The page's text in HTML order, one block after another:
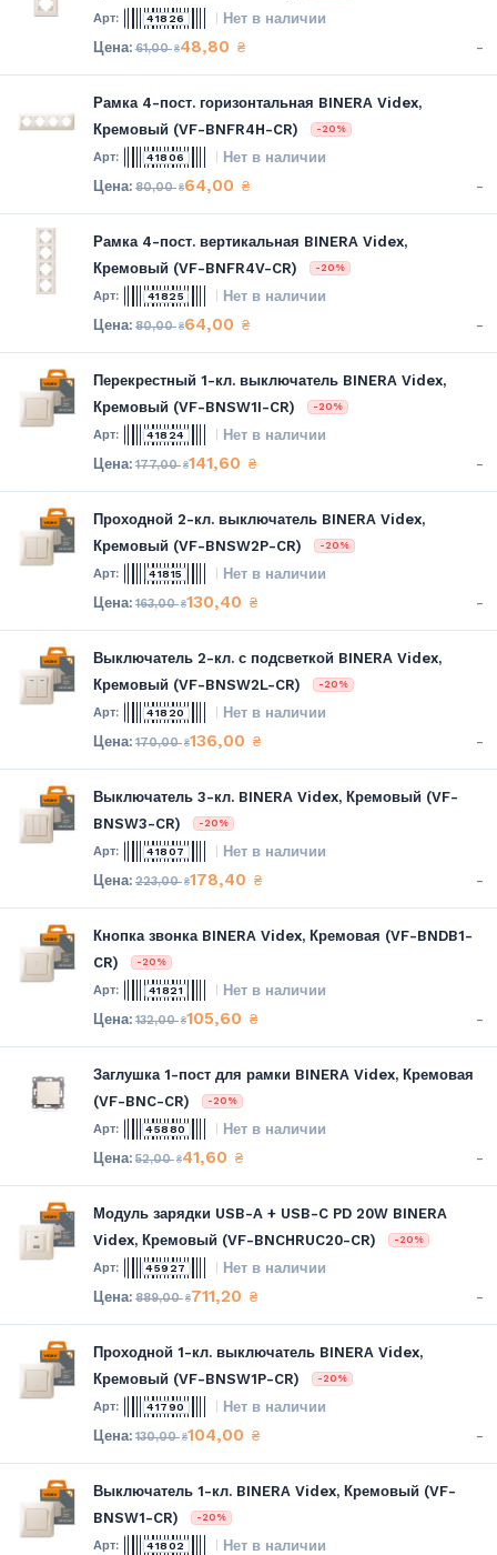
41826 Нет в наличии
61,00₴48,80 ₴ -
Рамка 4-пост. горизонтальная BINERA Videx,
Кремовый (VF-BNFR4H-CR)
-20%
41806 Нет в наличии
80,00₴64,00 ₴ -
Рамка 4-пост. вертикальная BINERA Videx,
Кремовый (VF-BNFR4V-CR)
-20%
41825 Нет в наличии
80,00₴64,00 ₴ -
Перекрестный 1-кл. выключатель BINERA Videx,
Кремовый (VF-BNSW1I-CR)
-20%
41824 Нет в наличии
177,00₴141,60 ₴ -
Проходной 2-кл. выключатель BINERA Videx,
Кремовый (VF-BNSW2P-CR)
-20%
41815 Нет в наличии
163,00₴130,40 ₴ -
Выключатель 2-кл. с подсветкой BINERA Videx,
Кремовый (VF-BNSW2L-CR)
-20%
41820 Нет в наличии
170,00₴136,00 ₴ -
Выключатель 3-кл. BINERA Videx, Кремовый (VF-
BNSW3-CR)
-20%
41807 Нет в наличии
223,00₴178,40 ₴ -
Кнопка звонка BINERA Videx, Кремовая (VF-BNDB1-
CR)
-20%
41821 Нет в наличии
132,00₴105,60 ₴ -
Заглушка 1-пост для рамки BINERA Videx, Кремовая
(VF-BNC-CR)
-20%
45880 Нет в наличии
52,00₴41,60 ₴ -
Модуль зарядки USB-A + USB-C PD 20W BINERA
Videx, Кремовый (VF-BNCHRUC20-CR)
-20%
45927 Нет в наличии
889,00₴711,20 ₴ -
Проходной 1-кл. выключатель BINERA Videx,
Кремовый (VF-BNSW1P-CR)
-20%
41790 Нет в наличии
130,00₴104,00 ₴ -
Выключатель 1-кл. BINERA Videx, Кремовый (VF-
BNSW1-CR)
-20%
41802 Нет в наличии